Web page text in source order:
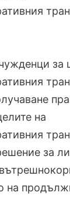
за
на
за
на